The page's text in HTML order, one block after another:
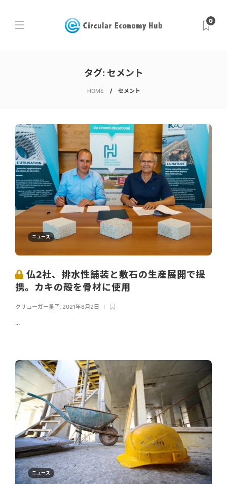
0
タグ: セメント
HOME セメント
ニュース
仏2社、排水性舗装と敷石の生産展開で提
携。カキの殻を骨材に使用
クリューガー量子 2021年8月2日
...
ニュース